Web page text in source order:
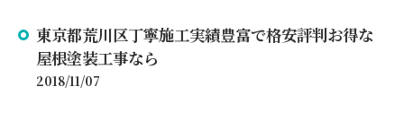
東京都荒川区丁寧施工実績豊富で格安評判お得な
屋根塗装工事なら
2018/11/07